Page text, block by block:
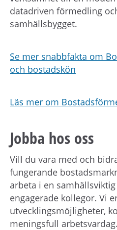
datadriven förmedling
samhällsbygget.
Se mer snabbfakta om
och bostadskön
Läs mer om
Jobba hos oss
Vill du vara med och
fungerande
arbeta i en
engagerade kollegor. Vi
utvecklingsmöjligheter,
meningsfull arbetsvardag.